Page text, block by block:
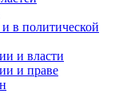
в политической
и власти
и праве